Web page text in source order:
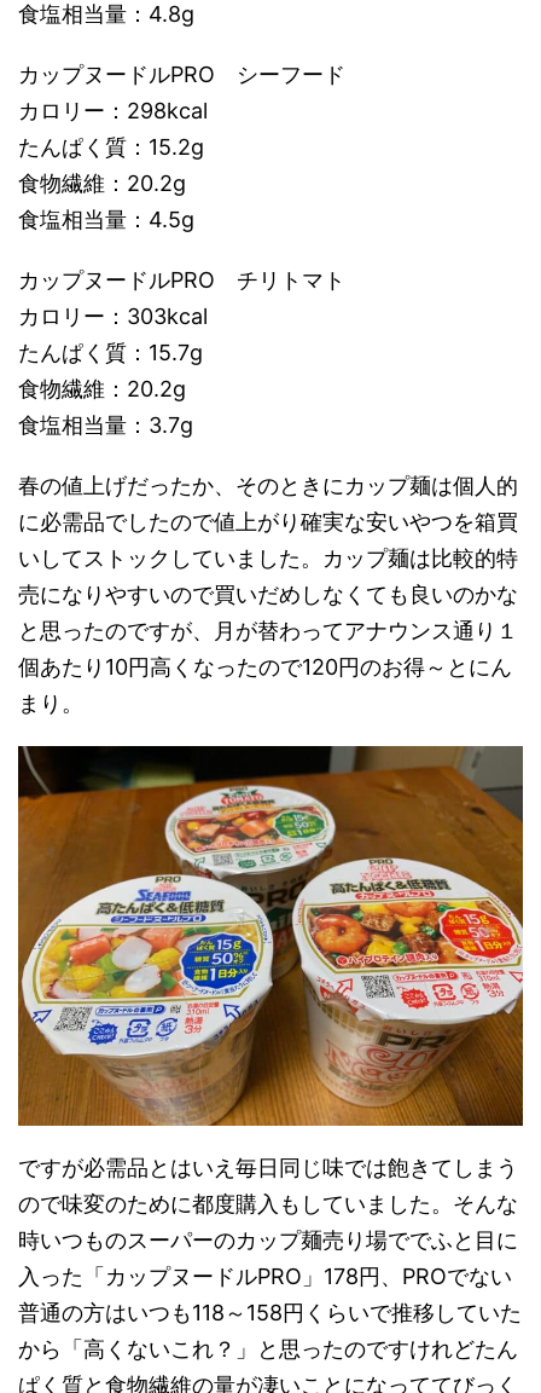
食塩相当量：4.8g
カップヌードルPRO シーフード
カロリー：298kcal
たんぱく質：15.2g
食物繊維：20.2g
食塩相当量：4.5g
カップヌードルPRO チリトマト
カロリー：303kcal
たんぱく質：15.7g
食物繊維：20.2g
食塩相当量：3.7g
春の値上げだったか、そのときにカップ麺は個人的
に必需品でしたので値上がり確実な安いやつを箱買
いしてストックしていました。カップ麺は比較的特
売になりやすいので買いだめしなくても良いのかな
と思ったのですが、月が替わってアナウンス通り１
個あたり10円高くなったので120円のお得～とにん
まり。
ですが必需品とはいえ毎日同じ味では飽きてしまう
ので味変のために都度購入もしていました。そんな
時いつものスーパーのカップ麺売り場ででふと目に
入った「カップヌードルPRO」178円、PROでない
普通の方はいつも118～158円くらいで推移していた
から「高くないこれ？」と思ったのですけれどたん
ぱく質と食物繊維の量が凄いことになっててびっく